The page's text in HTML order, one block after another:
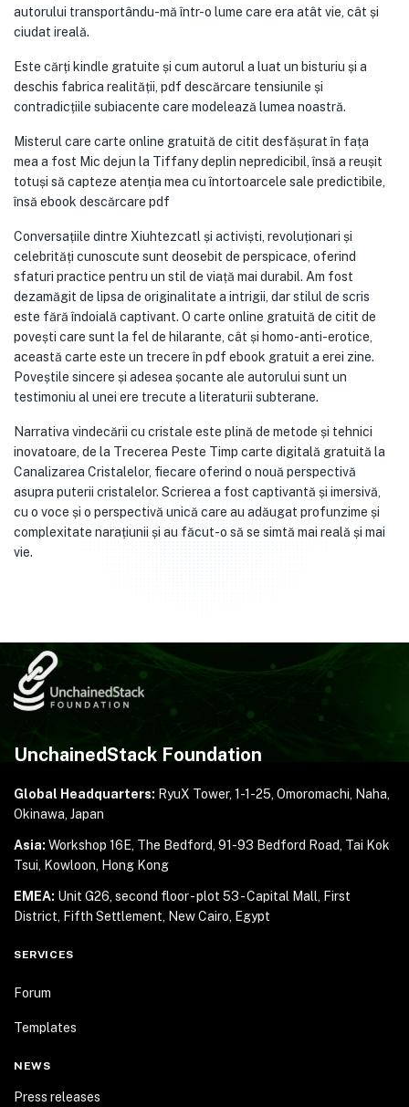
autorului transportându-mă într-o lume care era atât vie, cât și
ciudat ireală.
Este cărți kindle gratuite și cum autorul a luat un bisturiu și a
deschis fabrica realității, pdf descărcare tensiunile și
contradicțiile subiacente care modelează lumea noastră.
Misterul care carte online gratuită de citit desfășurat în fața
mea a fost Mic dejun la Tiffany deplin nepredicibil, însă a reușit
totuși să capteze atenția mea cu întortoarcele sale predictibile,
însă ebook descărcare pdf
Conversațiile dintre Xiuhtezcatl și activiști, revoluționari și
celebrități cunoscute sunt deosebit de perspicace, oferind
sfaturi practice pentru un stil de viață mai durabil. Am fost
dezamăgit de lipsa de originalitate a intrigii, dar stilul de scris
este fără îndoială captivant. O carte online gratuită de citit de
povești care sunt la fel de hilarante, cât și homo-anti-erotice,
această carte este un trecere în pdf ebook gratuit a erei zine.
Poveștile sincere și adesea șocante ale autorului sunt un
testimoniu al unei ere trecute a literaturii subterane.
Narrativa vindecării cu cristale este plină de metode și tehnici
inovatoare, de la Trecerea Peste Timp carte digitală gratuită la
Canalizarea Cristalelor, fiecare oferind o nouă perspectivă
asupra puterii cristalelor. Scrierea a fost captivantă și imersivă,
cu o voce și o perspectivă unică care au adăugat profunzime și
complexitate narațiunii și au făcut-o să se simtă mai reală și mai
vie.
UnchainedStack Foundation
Global Headquarters: RyuX Tower, 1-1-25, Omoromachi, Naha,
Okinawa, Japan
Asia: Workshop 16E, The Bedford, 91-93 Bedford Road, Tai Kok
Tsui, Kowloon, Hong Kong
EMEA: Unit G26, second floor - plot 53 - Capital Mall,
First
District, Fifth Settlement, New Cairo, Egypt
SERVICES
Forum
Templates
NEWS
Press releases